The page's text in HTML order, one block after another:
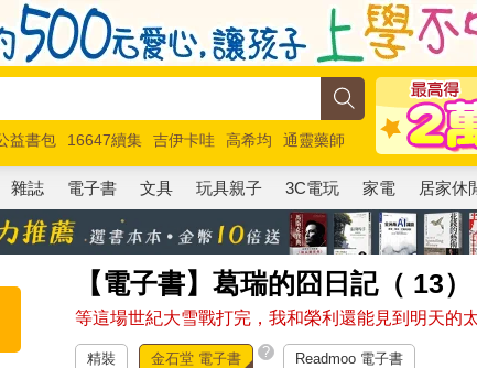
益書包 16647續集 吉伊卡哇 高希均
通靈藥師
斯克 玩具總動員5 超慢跑
雜誌 電子書 文具 玩具親子 3C電玩 家電 居家休
【電子書】葛瑞的囧日記（ 13
等這場世紀大雪戰打完，我和榮利還能見到明天的
精裝 金石堂 電子書 ? Readmoo 電子書